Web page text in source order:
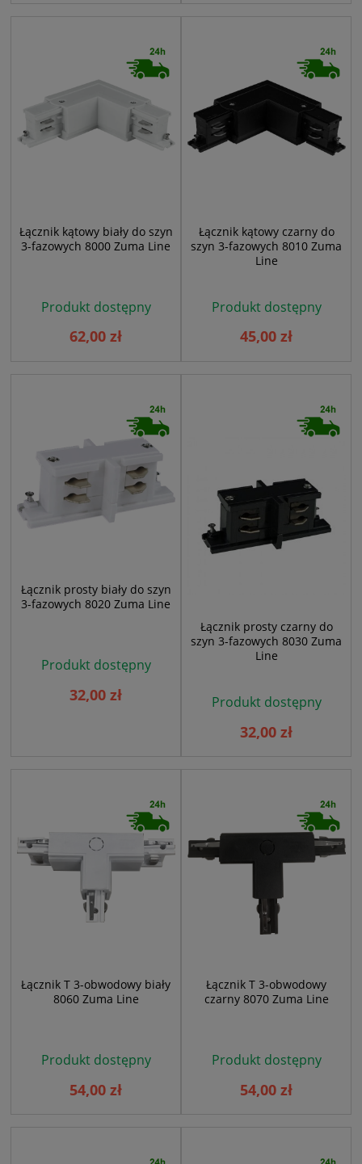
Łącznik kątowy biały do szyn
3-fazowych 8000 Zuma Line
Produkt dostępny
62,00 zł
Łącznik kątowy czarny do
szyn 3-fazowych 8010 Zuma
Line
Produkt dostępny
45,00 zł
Łącznik prosty biały do szyn
3-fazowych 8020 Zuma Line
Produkt dostępny
32,00 zł
Łącznik prosty czarny do
szyn 3-fazowych 8030 Zuma
Line
Produkt dostępny
32,00 zł
Łącznik T 3-obwodowy biały
8060 Zuma Line
Produkt dostępny
54,00 zł
Łącznik T 3-obwodowy
czarny 8070 Zuma Line
Produkt dostępny
54,00 zł